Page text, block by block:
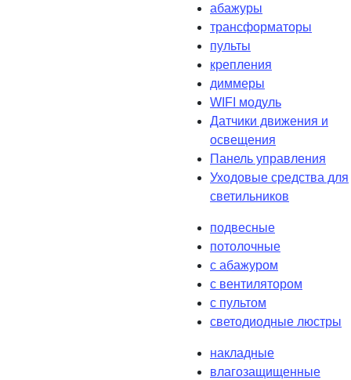
абажуры
трансформаторы
пульты
крепления
диммеры
WIFI модуль
Датчики движения и
освещения
Панель управления
Уходовые средства для
светильников
подвесные
потолочные
с абажуром
с вентилятором
с пультом
светодиодные люстры
накладные
влагозащищенные